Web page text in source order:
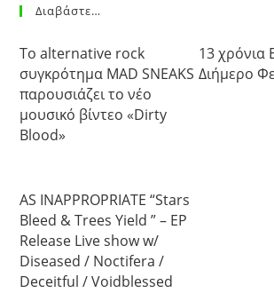
Διαβάστε…
Το alternative rock
συγκρότημα MAD SNEAKS
παρουσιάζει το νέο
μουσικό βίντεο «Dirty
Blood»
13 χρόνια
Διήμερο
AS INAPPROPRIATE “Stars
Bleed & Trees Yield ” – EP
Release Live show w/
Diseased / Noctifera /
Deceitful / Voidblessed